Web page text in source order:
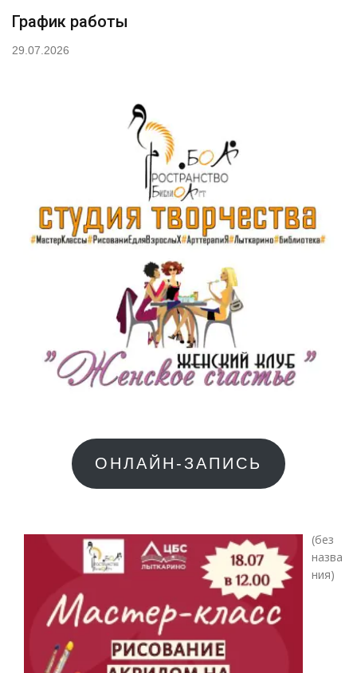
График работы
29.07.2026
ОНЛАЙН-ЗАПИСЬ
(без
назва
ния)